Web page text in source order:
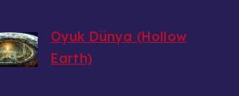
Oyuk Dünya (Hollow
Earth)